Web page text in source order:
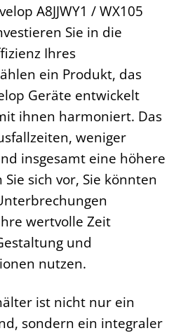
A8JJWY1 / WX105
Sie in die
Ihres
ein Produkt, das
Geräte entwickelt
ihnen harmoniert. Das
weniger
insgesamt eine höhere
sich vor, Sie könnten
wertvolle Zeit
und
nutzen.
ist nicht nur ein
sondern ein integraler